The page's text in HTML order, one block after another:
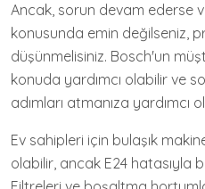
Ancak, sorun devam ederse
konusunda emin değilseniz,
düşünmelisiniz. Bosch'un
konuda yardımcı olabilir ve
adımları atmanıza yardımcı
Ev sahipleri için bulaşık
olabilir, ancak E24 hatasıyla